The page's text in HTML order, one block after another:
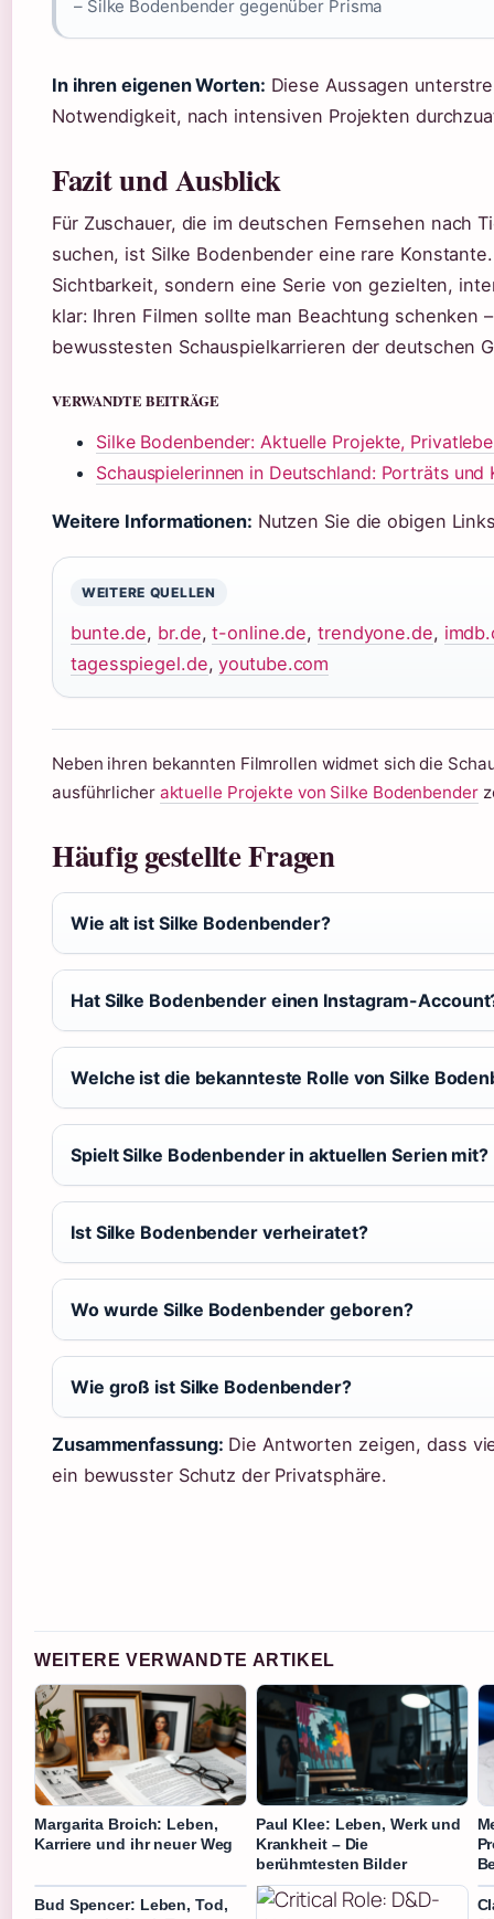
– Silke Bodenbender gegenüber Prisma
In ihren eigenen Worten: Diese Aussagen
Notwendigkeit, nach intensiven Projekten
Fazit und Ausblick
Für Zuschauer, die im deutschen Fernsehen nach
suchen, ist Silke Bodenbender eine rare
Sichtbarkeit, sondern eine Serie von gezielten,
klar: Ihren Filmen sollte man Beachtung schenken
bewusstesten Schauspielkarrieren der deutschen
VERWANDTE BEITRÄGE
Silke Bodenbender: Aktuelle Projekte,
Schauspielerinnen in Deutschland: Porträts und
Weitere Informationen: Nutzen Sie die obigen
WEITERE QUELLEN
bunte.de, br.de,t-online.de,trendyone.de,
tagesspiegel.de,youtube.com
Neben ihren bekannten Filmrollen widmet sich die
ausführlicher aktuelle Projekte von Silke Bodenbender
Häufig gestellte Fragen
Wie alt ist Silke Bodenbender?
Hat Silke Bodenbender einen Instagram-
Welche ist die bekannteste Rolle von Silke
Spielt Silke Bodenbender in aktuellen Serien mit?
Ist Silke Bodenbender verheiratet?
Wo wurde Silke Bodenbender geboren?
Wie groß ist Silke Bodenbender?
Zusammenfassung: Die Antworten zeigen, dass
ein bewusster Schutz der Privatsphäre.
WEITERE VERWANDTE ARTIKEL
Margarita Broich: Leben,
Karriere und ihr neuer Weg
Paul Klee: Leben, Werk und
Krankheit – Die
berühmtesten Bilder
Bud Spencer: Leben, Tod,